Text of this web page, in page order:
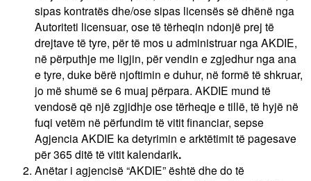
sipas kontratës dhe/ose sipas licensës së dhënë nga
Autoriteti licensuar, ose të tërheqin ndonjë prej të
drejtave të tyre, për të mos u administruar nga AKDIE,
në përputhje me ligjin, për vendin e zgjedhur nga ana
e tyre, duke bërë njoftimin e duhur, në formë të shkruar,
jo më shumë se 6 muaj përpara. AKDIE mund të
vendosë që një zgjidhje ose tërheqje e tillë, të hyjë në
fuqi vetëm në përfundim të vitit financiar, sepse
Agjencia AKDIE ka detyrimin e arktëtimit të pagesave
për 365 ditë të vitit kalendarik.
Anëtar i agjencisë “AKDIE” është dhe do të